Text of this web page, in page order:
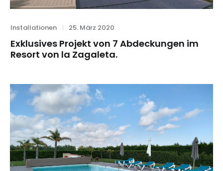
Category
Installationen
Posted
25. März 2020
Exklusives Projekt von 7 Abdeckungen im
Resort von la Zagaleta.